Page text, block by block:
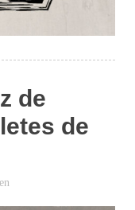
de
de